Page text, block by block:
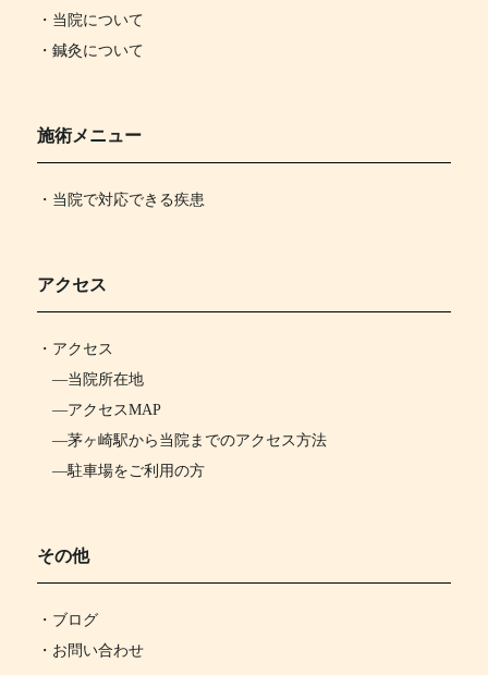
・当院について
・鍼灸について
施術メニュー
・当院で対応できる疾患
アクセス
・ アクセス
―当院所在地
―アクセスMAP
―茅ヶ崎駅から当院までのアクセス方法
―駐車場をご利用の方
その他
・ブログ
・お問い合わせ